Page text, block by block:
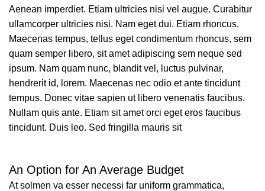
Aenean imperdiet. Etiam ultricies nisi vel augue. Curabitur
ullamcorper ultricies nisi. Nam eget dui. Etiam rhoncus.
Maecenas tempus, tellus eget condimentum rhoncus, sem
quam semper libero, sit amet adipiscing sem neque sed
ipsum. Nam quam nunc, blandit vel, luctus pulvinar,
hendrerit id, lorem. Maecenas nec odio et ante tincidunt
tempus. Donec vitae sapien ut libero venenatis faucibus.
Nullam quis ante. Etiam sit amet orci eget eros faucibus
tincidunt. Duis leo. Sed fringilla mauris sit
An Option for An Average Budget
At solmen va esser necessi far uniform grammatica,